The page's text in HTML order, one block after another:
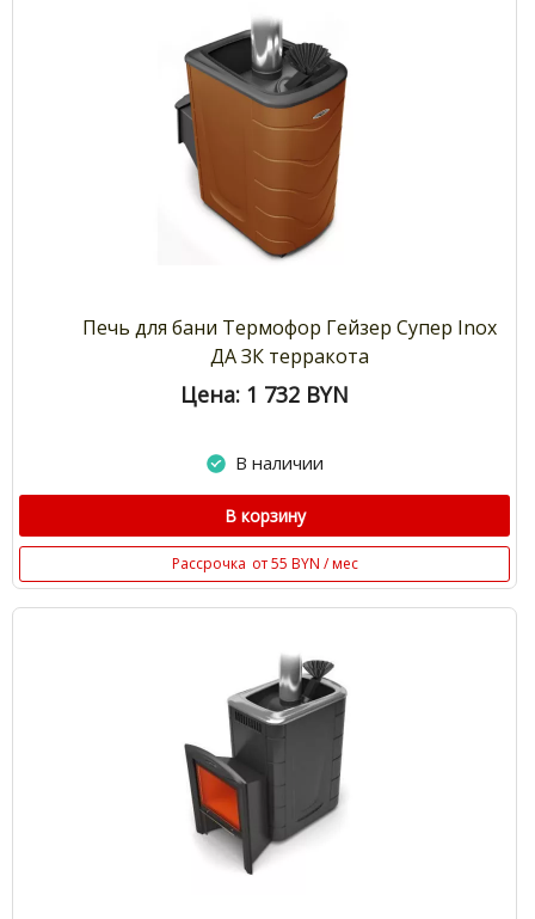
Печь для бани Термофор Гейзер Супер Inox
ДА ЗК терракота
Цена: 1 732 BYN
В наличии
В корзину
Рассрочка от 55 BYN / мес